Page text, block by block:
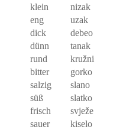
klein
nizak
eng
uzak
dick
debeo
dünn
tanak
rund
kružni
bitter
gorko
salzig
slano
süß
slatko
frisch
svježe
sauer
kiselo